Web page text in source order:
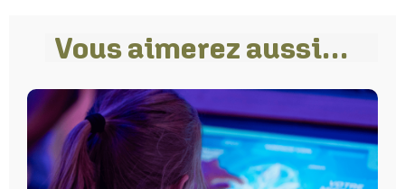
Vous aimerez aussi…